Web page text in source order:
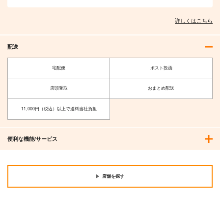
詳しくはこちら
配送
宅配便 ポスト投函
店頭受取 おまとめ配送
11,000円（税込）以上で送料当社負担
便利な機能/サービス
店舗を探す